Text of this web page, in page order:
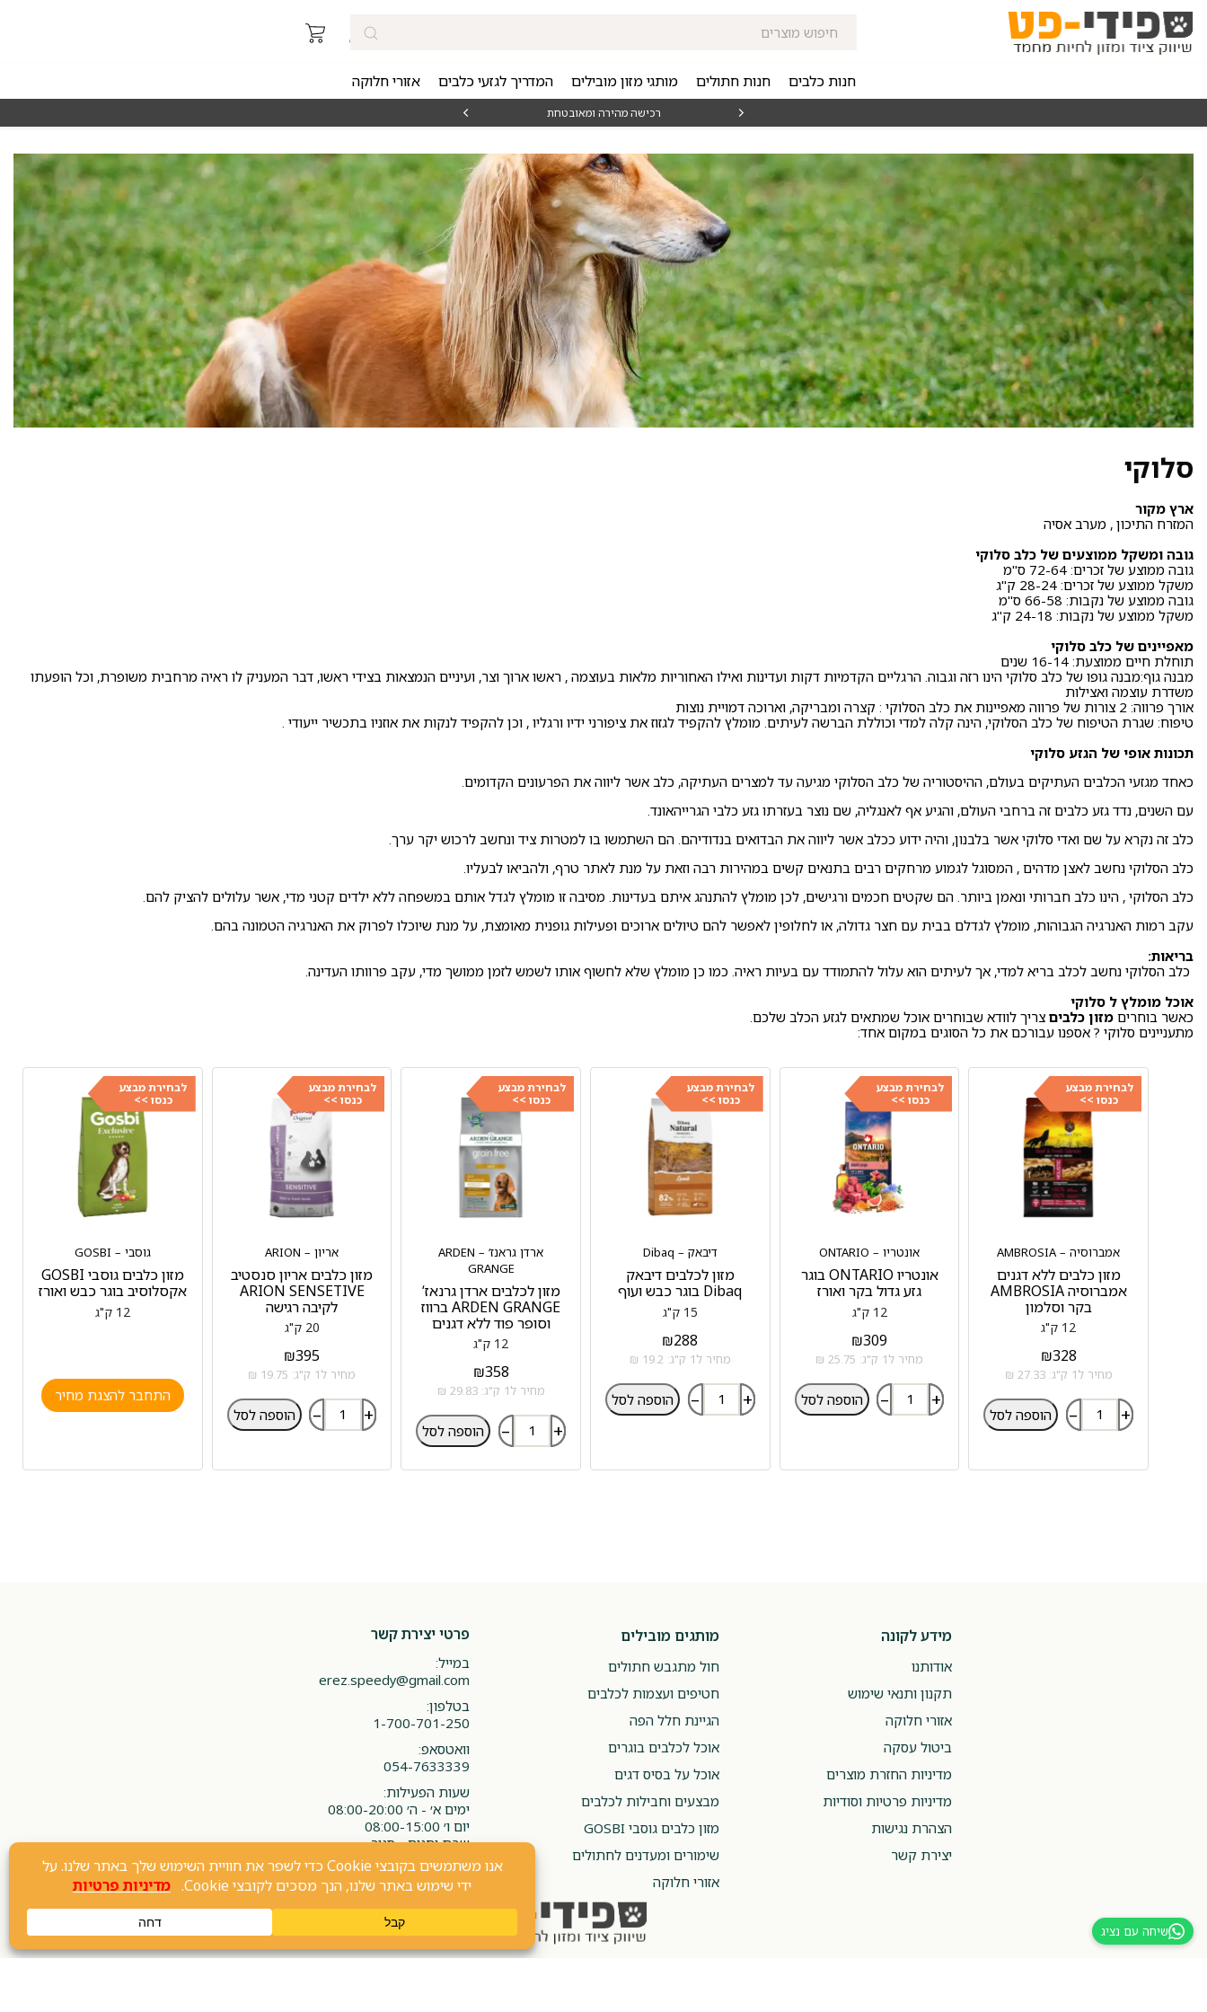
חנות כלבים חנות חתולים מותגי מזון מובילים המדריך לגזעי כלבים אזורי חלוקה
רכישה מהירה ומאובטחת
סלוקי
ארץ מקור
המזרח התיכון , מערב אסיה
גובה ומשקל ממוצעים של כלב סלוקי
גובה ממוצע של זכרים: 72-64 ס"מ
משקל ממוצע של זכרים: 28-24 ק"ג
גובה ממוצע של נקבות: 66-58 ס"מ
משקל ממוצע של נקבות: 24-18 ק"ג
מאפיינים של כלב סלוקי
תוחלת חיים ממוצעת: 16-14 שנים
מבנה גוף:מבנה גופו של כלב סלוקי הינו רזה וגבוה. הרגליים הקדמיות דקות ועדינות ואילו האחוריות מלאות בעוצמה , ראשו ארוך וצר, ועיניים הנמצאות בצידי ראשו, דבר המעניק לו ראיה מרחבית משופרת, וכל הופעתו
משדרת עוצמה ואצילות
אורך פרווה: 2 צורות של פרווה מאפיינות את כלב הסלוקי : קצרה ומבריקה, וארוכה דמויית נוצות
טיפוח: שגרת הטיפוח של כלב הסלוקי, הינה קלה למדי וכוללת הברשה לעיתים. מומלץ להקפיד לגזוז את ציפורני ידיו ורגליו , וכן להקפיד לנקות את אוזניו בתכשיר ייעודי .
תכונות אופי של הגזע סלוקי
כאחד מגזעי הכלבים העתיקים בעולם, ההיסטוריה של כלב הסלוקי מגיעה עד למצרים העתיקה, כלב אשר ליווה את הפרעונים הקדומים.
עם השנים, נדד גזע כלבים זה ברחבי העולם, והגיע אף לאנגליה, שם נוצר בעזרתו גזע כלבי הגרייהאונד.
כלב זה נקרא על שם ואדי סלוקי אשר בלבנון, והיה ידוע ככלב אשר ליווה את הבדואים בנדודיהם. הם השתמשו בו למטרות ציד ונחשב לרכוש יקר ערך.
כלב הסלוקי נחשב לאצן מדהים , המסוגל לגמוע מרחקים רבים בתנאים קשים במהירות רבה וזאת על מנת לאתר טרף, ולהביאו לבעליו.
כלב הסלוקי , הינו כלב חברותי ונאמן ביותר. הם שקטים חכמים ורגישים, לכן מומלץ להתנהג איתם בעדינות. מסיבה זו מומלץ לגדל אותם במשפחה ללא ילדים קטני מדי, אשר עלולים להציק להם.
עקב רמות האנרגיה הגבוהות, מומלץ לגדלם בבית עם חצר גדולה, או לחלופין לאפשר להם טיולים ארוכים ופעילות גופנית מאומצת, על מנת שיוכלו לפרוק את האנרגיה הטמונה בהם.
בריאות:
כלב הסלוקי נחשב לכלב בריא למדי, אך לעיתים הוא עלול להתמודד עם בעיות ראיה. כמו כן מומלץ שלא לחשוף אותו לשמש לזמן ממושך מדי, עקב פרוותו העדינה.
אוכל מומלץ ל סלוקי
כאשר בוחרים מזון כלבים צריך לוודא שבוחרים אוכל שמתאים לגזע הכלב שלכם.
מתעניינים סלוקי ? אספנו עבורכם את כל הסוגים במקום אחד:
לבחירת מבצע
כנסו >>
אמברוסיה – AMBROSIA
מזון כלבים ללא דגנים
אמברוסיה AMBROSIA
בקר וסלמון
12 ק"ג
₪328
מחיר ל1 ק"ג: 27.33 ₪
– + הוספה לסל
לבחירת מבצע
כנסו >>
אונטריו – ONTARIO
אונטריו ONTARIO בוגר
גזע גדול בקר ואורז
12 ק"ג
₪309
מחיר ל1 ק"ג: 25.75 ₪
– + הוספה לסל
לבחירת מבצע
כנסו >>
דיבאק – Dibaq
מזון לכלבים דיבאק
Dibaq בוגר כבש ועוף
15 ק"ג
₪288
מחיר ל1 ק"ג: 19.2 ₪
– + הוספה לסל
לבחירת מבצע
כנסו >>
ארדן גראנז‘ – ARDEN
GRANGE
מזון לכלבים ארדן גרנאז‘
ARDEN GRANGE ברווז
וסופר פוד ללא דגנים
12 ק"ג
₪358
מחיר ל1 ק"ג: 29.83 ₪
– + הוספה לסל
לבחירת מבצע
כנסו >>
אריון – ARION
מזון כלבים אריון סנסטיב
ARION SENSETIVE
לקיבה רגישה
20 ק"ג
₪395
מחיר ל1 ק"ג: 19.75 ₪
– + הוספה לסל
לבחירת מבצע
כנסו >>
גוסבי – GOSBI
מזון כלבים גוסבי GOSBI
אקסלוסיב בוגר כבש ואורז
12 ק"ג
התחבר להצגת מחיר
מידע לקונה
אודותנו
תקנון ותנאי שימוש
אזורי חלוקה
ביטול עסקה
מדיניות החזרת מוצרים
מדיניות פרטיות וסודיות
הצהרת נגישות
יצירת קשר
מותגים מובילים
חול מתגבש חתולים
חטיפים ועצמות לכלבים
הגיינת חלל הפה
אוכל לכלבים בוגרים
אוכל על בסיס דגים
מבצעים וחבילות לכלבים
מזון כלבים גוסבי GOSBI
שימורים ומעדנים לחתולים
אזורי חלוקה
פרטי יצירת קשר
במייל:
erez.speedy@gmail.com
בטלפון:
1-700-701-250
וואטסאפ:
054-7633339
שעות הפעילות:
ימים א׳ - ה׳ 08:00-20:00
יום ו׳ 08:00-15:00
שבת וחגים - סגור
שיחה עם נציג